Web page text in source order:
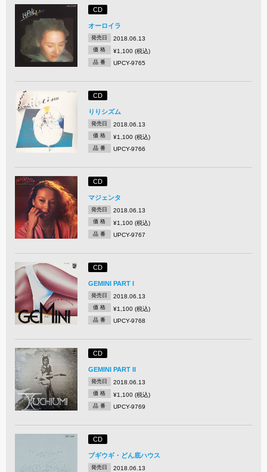
CD
オーロイラ
発売日 2018.06.13
価 格 ¥1,100 (税込)
品 番 UPCY-9765
CD
りりシズム
発売日 2018.06.13
価 格 ¥1,100 (税込)
品 番 UPCY-9766
CD
マジェンタ
発売日 2018.06.13
価 格 ¥1,100 (税込)
品 番 UPCY-9767
CD
GEMINI PART I
発売日 2018.06.13
価 格 ¥1,100 (税込)
品 番 UPCY-9768
CD
GEMINI PART II
発売日 2018.06.13
価 格 ¥1,100 (税込)
品 番 UPCY-9769
CD
ブギウギ・どん底ハウス
発売日 2018.06.13